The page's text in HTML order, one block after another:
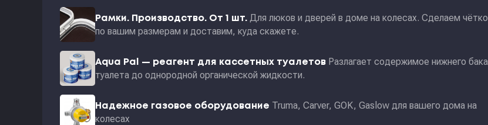
Рамки. Производство. От 1 шт. Для люков и дверей в доме на колесах. Сделаем чётко
по вашим размерам и доставим, куда скажете.
Aqua Pal — pеагент для кассетных туалетов Разлагает содержимое нижнего бака
туалета до однородной органической жидкости.
Надежное газовое оборудование Truma, Carver, GOK, Gaslow для вашего дома на
колесах